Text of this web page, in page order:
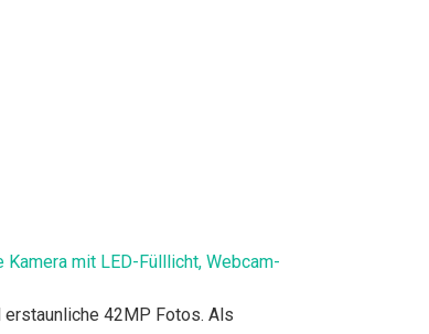
Kamera mit LED-Fülllicht, Webcam-
42MP Fotos. Als